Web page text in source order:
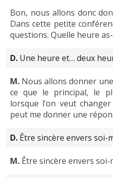
Bon, nous allons donc
Dans cette petite
questions. Quelle heure
D. Une heure et… deux
M. Nous allons donner
ce que le principal, le
lorsque l’on veut
peut me donner une
D. Être sincère envers soi-
M. Être sincère envers soi-